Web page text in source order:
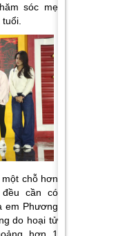
sóc mẹ
chỗ hơn
cần có
em Phương
do hoại tử